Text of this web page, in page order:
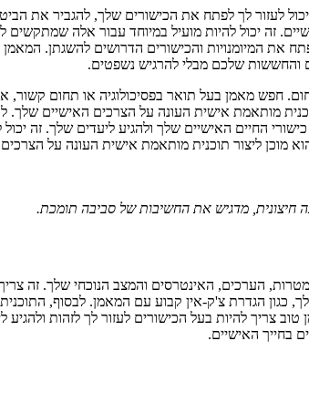
לעזור לך לפתח את הכישורים שלך, להגביר את
זה יכול להיות מועיל במיוחד עבור אלה
המיומנויות והכישורים הדרושים להשגתן. המאמן
והחששות שלכם מבלי להרגיש נשפטים.
חפש מאמן בעל תואר בפסיכולוגיה או תחום קשור,
מותאמת אישית העונה על הצרכים האישיים
החיים האישיים שלך ולהגיע ליעדים שלך. זה
מוכן ליצור תוכנית מותאמת אישית העונה על
מדגיש את החשיבות של סביבה תומכת.
הערכים, האינטרסים והמצב הנוכחי שלך. זה
הגדרת צ'ק-אין קבוע עם המאמן. לבסוף,
צריך להיות בעל הכישורים לעזור לך לזהות
בחייך האישיים.